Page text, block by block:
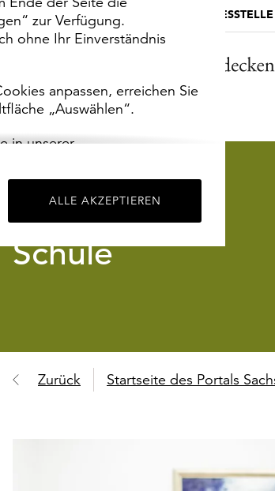
zur Verfügung.
ohne Ihr Einverständnis
anpassen, erreichen Sie
„Auswählen“.
in unserer
ALLE AKZEPTIEREN
MUSEUMSPORTAL DIE LANDESSTELLE
Schule
Zurück Startseite des Portals